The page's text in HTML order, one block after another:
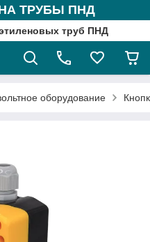
ТРУБЫ ПНД
труб ПНД
оборудование